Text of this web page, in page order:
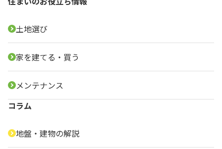
土地選び
家を建てる・買う
メンテナンス
コラム
地盤・建物の解説